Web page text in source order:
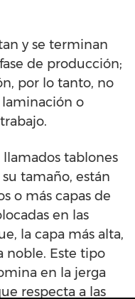
y se terminan
de producción;
por lo tanto, no
o
tablones
tamaño, están
o más capas de
en las
la capa más alta,
noble. Este tipo
en la jerga
respecta a las